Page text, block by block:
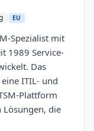
EU
Spezialist mit
1989 Service-
Das
ITIL- und
Plattform
die